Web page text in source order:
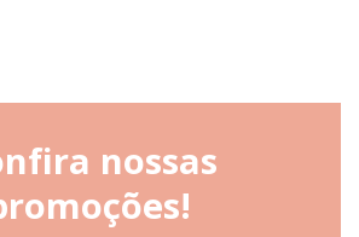
nossas